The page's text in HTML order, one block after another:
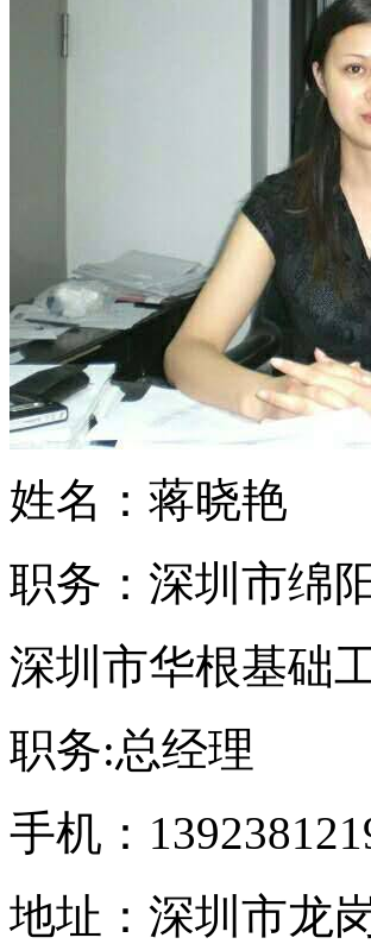
姓名：蒋晓艳
职务：深圳市绵
深圳市华根基础
职务:总经理
手机：
地址：深圳市龙